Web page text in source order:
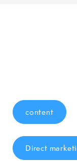
content
Direct